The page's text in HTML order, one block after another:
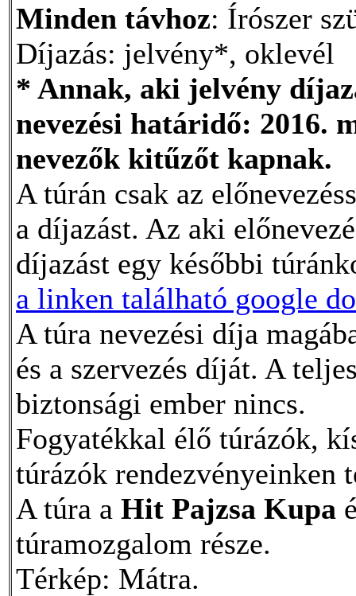
Minden távhoz: Írószer
Díjazás: jelvény*, oklevél
* Annak, aki jelvény
nevezési határidő: 2016.
nevezők kitűzőt kapnak.
A túrán csak az
a díjazást. Az aki
díjazást egy későbbi
a linken található google
A túra nevezési díja
és a szervezés díját. A
biztonsági ember nincs.
Fogyatékkal élő túrázók,
túrázók rendezvényeinken
A túra a Hit Pajzsa Kupa
túramozgalom része.
Térkép: Mátra.